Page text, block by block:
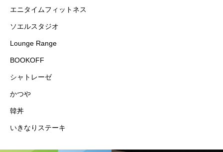
エニタイムフィットネス
ソエルスタジオ
Lounge Range
BOOKOFF
シャトレーゼ
かつや
韓丼
いきなりステーキ